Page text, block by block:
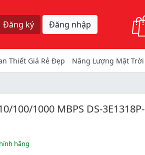
Đăng ký Đăng nhập
Thiết Giá Rẻ Đẹp Năng Lượng Mặt Trời
100/1000 MBPS DS-3E1318P-
hãng